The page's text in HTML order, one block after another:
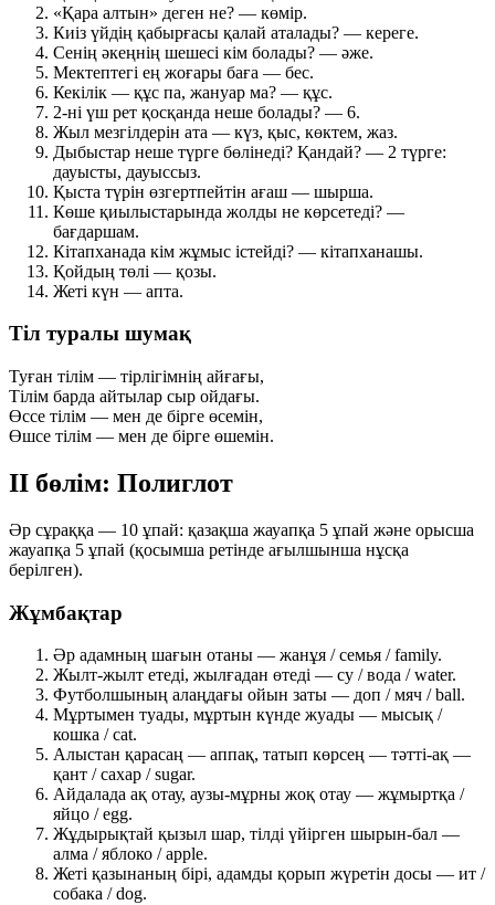
«Қара алтын» деген не? — көмір.
Киіз үйдің қабырғасы қалай аталады? — кереге.
Сенің әкеңнің шешесі кім болады? — әже.
Мектептегі ең жоғары баға — бес.
Кекілік — құс па, жануар ма? — құс.
2-ні үш рет қосқанда неше болады? — 6.
Жыл мезгілдерін ата — күз, қыс, көктем, жаз.
Дыбыстар неше түрге бөлінеді? Қандай? — 2 түрге:
дауысты, дауыссыз.
Қыста түрін өзгертпейтін ағаш — шырша.
Көше қиылыстарында жолды не көрсетеді? —
бағдаршам.
Кітапханада кім жұмыс істейді? — кітапханашы.
Қойдың төлі — қозы.
Жеті күн — апта.
Тіл туралы шумақ
Туған тілім — тірлігімнің айғағы,
Тілім барда айтылар сыр ойдағы.
Өссе тілім — мен де бірге өсемін,
Өшсе тілім — мен де бірге өшемін.
ІІ бөлім: Полиглот
Әр сұраққа — 10 ұпай: қазақша жауапқа 5 ұпай және орысша
жауапқа 5 ұпай (қосымша ретінде ағылшынша нұсқа
берілген).
Жұмбақтар
Әр адамның шағын отаны — жанұя / семья / family.
Жылт-жылт етеді, жылғадан өтеді — су / вода / water.
Футболшының алаңдағы ойын заты — доп / мяч / ball.
Мұртымен туады, мұртын күнде жуады — мысық /
кошка / cat.
Алыстан қарасаң — аппақ, татып көрсең — тәтті-ақ —
қант / сахар / sugar.
Айдалада ақ отау, аузы-мұрны жоқ отау — жұмыртқа /
яйцо / egg.
Жұдырықтай қызыл шар, тілді үйірген шырын-бал —
алма / яблоко / apple.
Жеті қазынаның бірі, адамды қорып жүретін досы — ит /
собака / dog.